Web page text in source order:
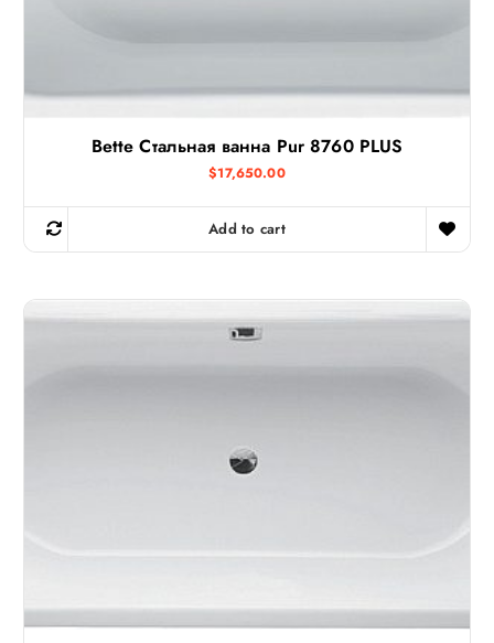
Bette Стальная ванна Pur 8760 PLUS
$17,650.00
Add to cart